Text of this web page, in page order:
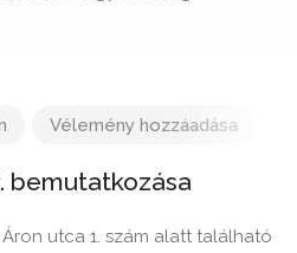
1, 7090 Magyarország
Vélemény hozzáadása
bemutatkozása
utca 1. szám alatt található